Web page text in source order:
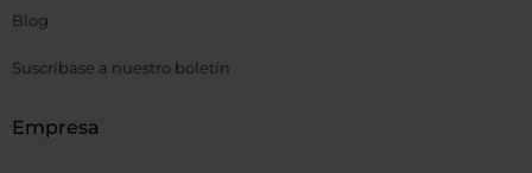
Blog
Suscríbase a nuestro boletín
Empresa